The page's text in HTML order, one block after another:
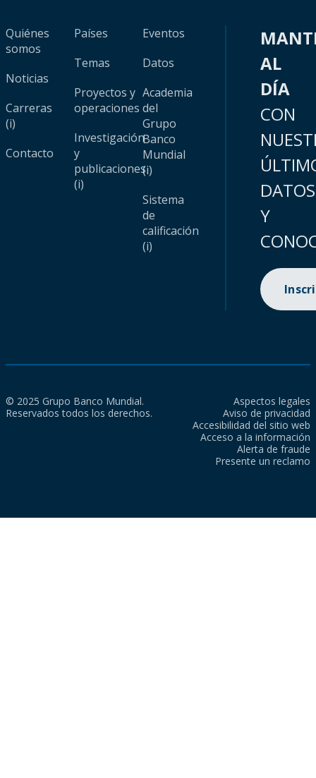
Quiénes
somos
Noticias
Carreras
(i)
Contacto
Países
Temas
Proyectos y
operaciones
Investigación
y
publicaciones
(i)
Eventos
Datos
Academia
del
Grupo
Banco
Mundial
(i)
Sistema
de
calificación
(i)
AL
DÍA
CON
DATOS
Y
© 2025 Grupo Banco Mundial.
Reservados todos los derechos.
Aspectos legales
Aviso de privacidad
Accesibilidad del sitio web
Acceso a la información
Alerta de fraude
Presente un reclamo